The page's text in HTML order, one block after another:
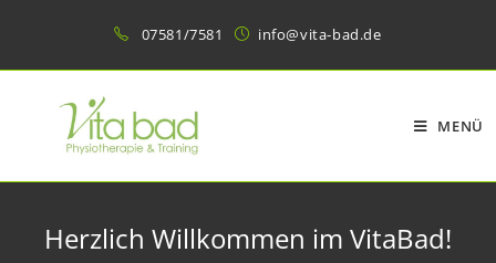
springen
07581/7581 info@vita-bad.de
MENÜ
Herzlich Willkommen im VitaBad!